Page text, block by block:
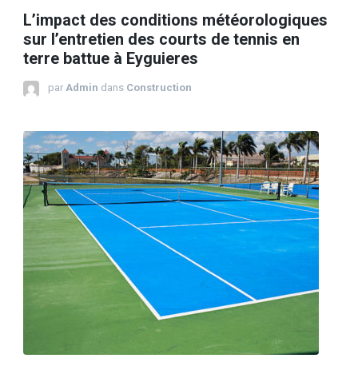
L’impact des conditions météorologiques
sur l’entretien des courts de tennis en
terre battue à Eyguieres
par Admin dans Construction